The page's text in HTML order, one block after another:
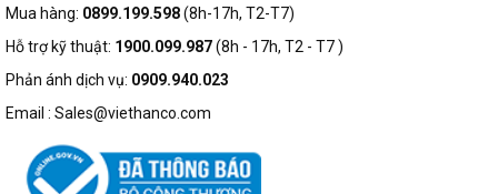
của bạn.
Trên thị trường có nhiều dòng máy hủy tài liệu khác nhau, sử
dụng các chế độ hủy khác nhau. Đây là sự lựa chọn cho các tổ
chức y tế, tài chính, chính phủ và các tổ chức khác với thông
Các ưu điểm vượt trội của máy hủy tài liệu HP
Mua hàng: 0899.199.598(8h-17h, T2-T7)
Hỗ trợ kỹ thuật: 1900.099.987(8h - 17h, T2 - T7 )
Phản ánh dịch vụ: 0909.940.023
Email : Sales@viethanco.com